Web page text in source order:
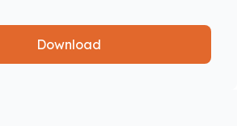
Download